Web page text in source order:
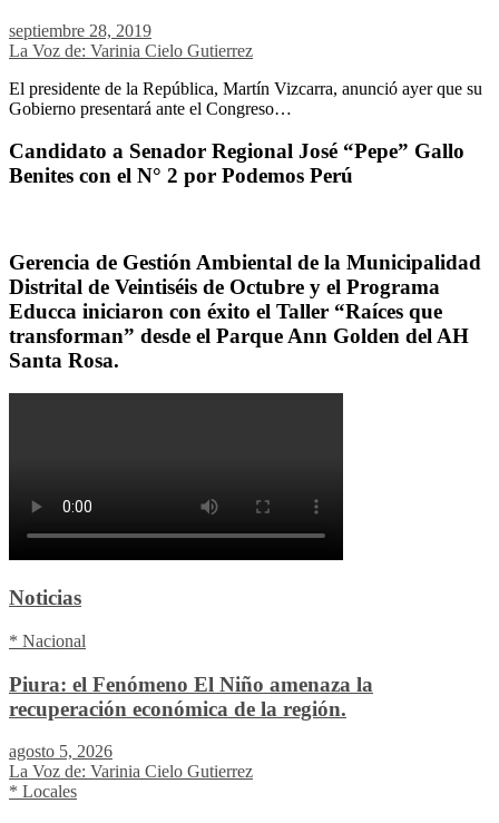
septiembre 28, 2019
La Voz de: Varinia Cielo Gutierrez
El presidente de la República, Martín Vizcarra, anunció ayer que su
Gobierno presentará ante el Congreso…
Candidato a Senador Regional José “Pepe” Gallo
Benites con el N° 2 por Podemos Perú
Gerencia de Gestión Ambiental de la Municipalidad
Distrital de Veintiséis de Octubre y el Programa
Educca iniciaron con éxito el Taller “Raíces que
transforman” desde el Parque Ann Golden del AH
Santa Rosa.
Noticias
* Nacional
Piura: el Fenómeno El Niño amenaza la
recuperación económica de la región.
agosto 5, 2026
La Voz de: Varinia Cielo Gutierrez
* Locales